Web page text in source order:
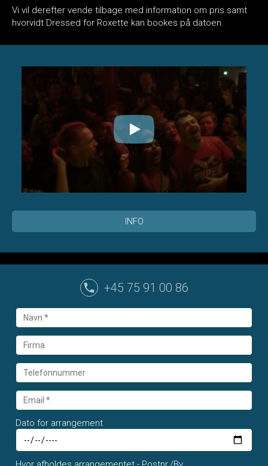
Vi vil derefter vende tilbage med information om pris samt
hvorvidt Dressed for Roxette kan bookes på datoen.
INFO
+45 75 91 00 86
Dato for arrangement